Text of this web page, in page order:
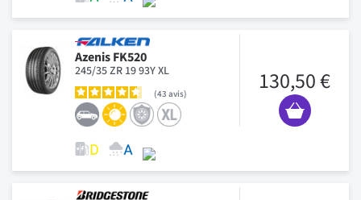
Azenis FK520
245/35 ZR 19 93Y XL
43 avis 130,50 €